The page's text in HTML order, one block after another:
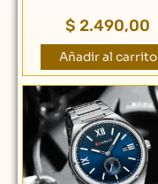
$ 2.490,00
Añadir al carrito